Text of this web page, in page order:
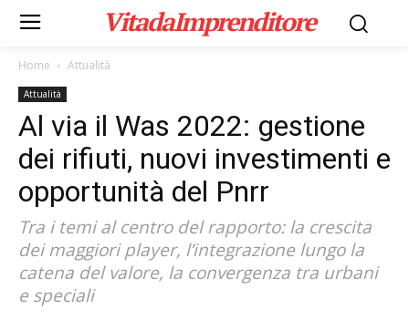
VitadaImprenditore
Home Attualità
Attualità
Al via il Was 2022: gestione
dei rifiuti, nuovi investimenti e
opportunità del Pnrr
Tra i temi al centro del rapporto: la crescita
dei maggiori player, l’integrazione lungo la
catena del valore, la convergenza tra urbani
e speciali